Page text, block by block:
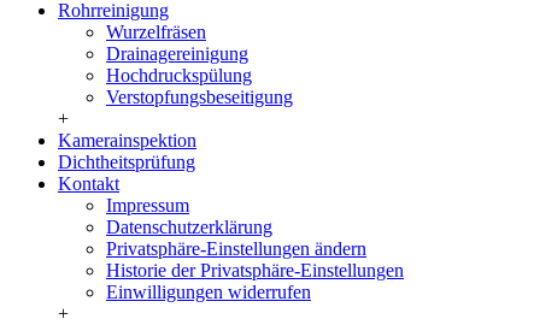
Rohrreinigung
Wurzelfräsen
Drainagereinigung
Hochdruckspülung
Verstopfungsbeseitigung
+
Kamerainspektion
Dichtheitsprüfung
Kontakt
Impressum
Datenschutzerklärung
Privatsphäre-Einstellungen ändern
Historie der Privatsphäre-Einstellungen
Einwilligungen widerrufen
+